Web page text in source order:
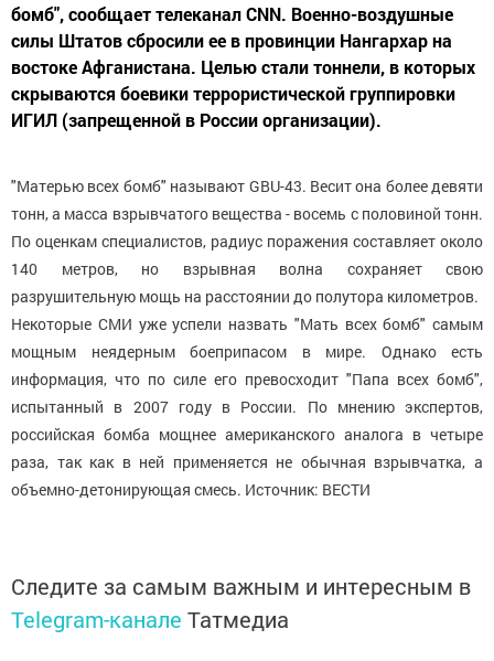
бомб", сообщает телеканал CNN. Военно-воздушные
силы Штатов сбросили ее в провинции Нангархар на
востоке Афганистана. Целью стали тоннели, в которых
скрываются боевики террористической группировки
ИГИЛ (запрещенной в России организации).
"Матерью всех бомб" называют GBU-43. Весит она более девяти
тонн, а масса взрывчатого вещества - восемь с половиной тонн.
По оценкам специалистов, радиус поражения составляет около
140 метров, но взрывная волна сохраняет свою
разрушительную мощь на расстоянии до полутора километров.
Некоторые СМИ уже успели назвать "Мать всех бомб" самым
мощным неядерным боеприпасом в мире. Однако есть
информация, что по силе его превосходит "Папа всех бомб",
испытанный в 2007 году в России. По мнению экспертов,
российская бомба мощнее американского аналога в четыре
раза, так как в ней применяется не обычная взрывчатка, а
объемно-детонирующая смесь. Источник: ВЕСТИ
Следите за самым важным и интересным в
Telegram-канале Татмедиа